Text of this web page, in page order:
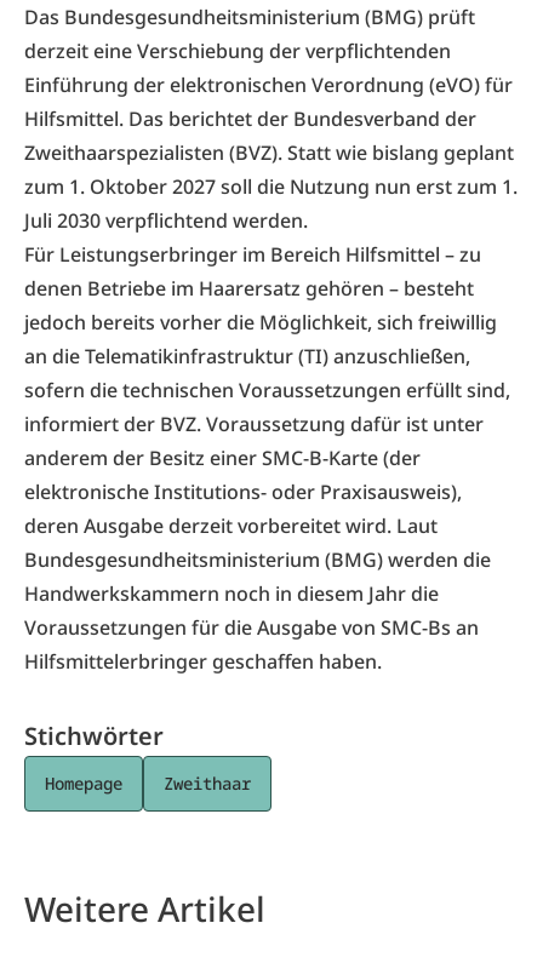
Das Bundesgesundheitsministerium (BMG) prüft
derzeit eine Verschiebung der verpflichtenden
Einführung der elektronischen Verordnung (eVO) für
Hilfsmittel. Das berichtet der Bundesverband der
Zweithaarspezialisten (BVZ). Statt wie bislang geplant
zum 1. Oktober 2027 soll die Nutzung nun erst zum 1.
Juli 2030 verpflichtend werden.
Für Leistungserbringer im Bereich Hilfsmittel – zu
denen Betriebe im Haarersatz gehören – besteht
jedoch bereits vorher die Möglichkeit, sich freiwillig
an die Telematikinfrastruktur (TI) anzuschließen,
sofern die technischen Voraussetzungen erfüllt sind,
informiert der BVZ. Voraussetzung dafür ist unter
anderem der Besitz einer SMC-B-Karte (der
elektronische Institutions- oder Praxisausweis),
deren Ausgabe derzeit vorbereitet wird. Laut
Bundesgesundheitsministerium (BMG) werden die
Handwerkskammern noch in diesem Jahr die
Voraussetzungen für die Ausgabe von SMC-Bs an
Hilfsmittelerbringer geschaffen haben.
Stichwörter
Homepage Zweithaar
Weitere Artikel